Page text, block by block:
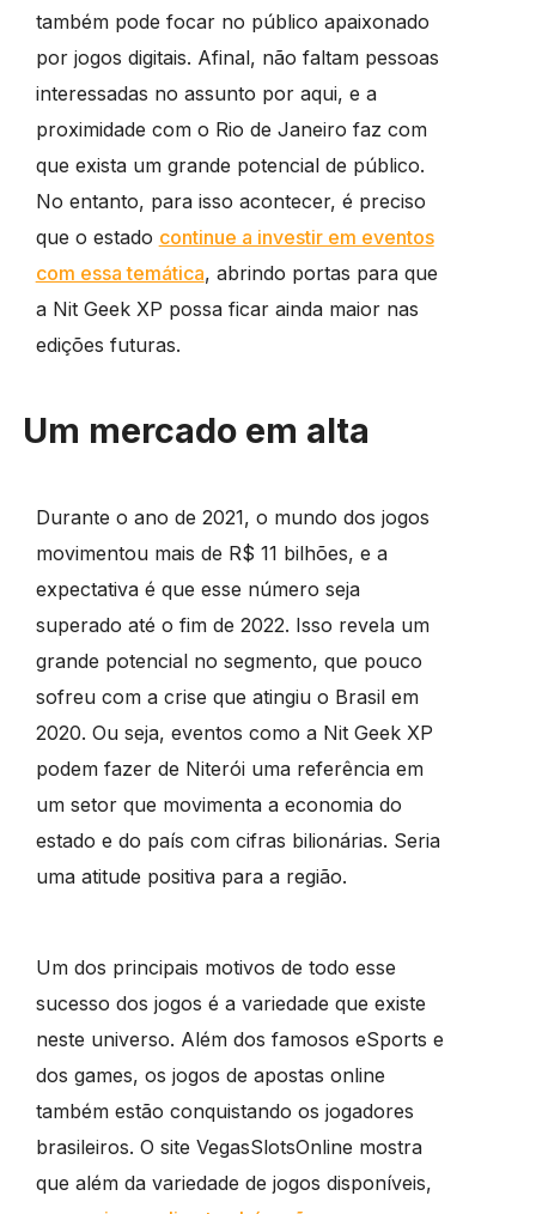
também pode focar no público apaixonado
por jogos digitais. Afinal, não faltam pessoas
interessadas no assunto por aqui, e a
proximidade com o Rio de Janeiro faz com
que exista um grande potencial de público.
No entanto, para isso acontecer, é preciso
que o estado continue a investir em eventos
com essa temática, abrindo portas para que
a Nit Geek XP possa ficar ainda maior nas
edições futuras.
Um mercado em alta
Durante o ano de 2021, o mundo dos jogos
movimentou mais de R$ 11 bilhões, e a
expectativa é que esse número seja
superado até o fim de 2022. Isso revela um
grande potencial no segmento, que pouco
sofreu com a crise que atingiu o Brasil em
2020. Ou seja, eventos como a Nit Geek XP
podem fazer de Niterói uma referência em
um setor que movimenta a economia do
estado e do país com cifras bilionárias. Seria
uma atitude positiva para a região.
Um dos principais motivos de todo esse
sucesso dos jogos é a variedade que existe
neste universo. Além dos famosos eSports e
dos games, os jogos de apostas online
também estão conquistando os jogadores
brasileiros. O site VegasSlotsOnline mostra
que além da variedade de jogos disponíveis,